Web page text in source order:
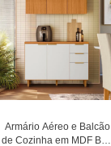
Armário Aéreo e Balcão
de Cozinha em MDF Bari